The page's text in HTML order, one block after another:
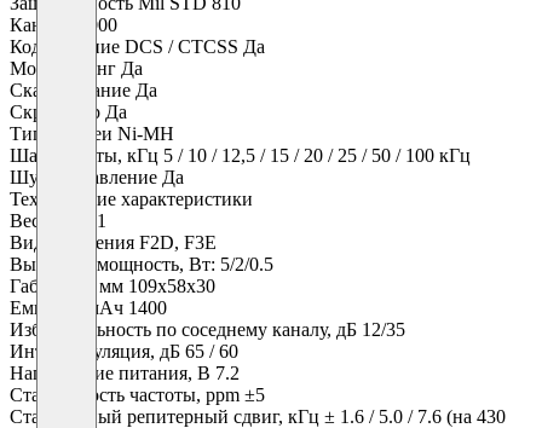
Каналы 1000
Кодирование DCS / CTCSS Да
Мониторинг Да
Сканирование Да
Скремблер Да
Тип батареи Ni-MH
Шаг частоты, кГц 5 / 10 / 12,5 / 15 / 20 / 25 / 50 / 100 кГц
Шумоподавление Да
Технические характеристики
Вес, кг 0.31
Вид излучения F2D, F3E
Выходная мощность, Вт: 5/2/0.5
Габариты, мм 109x58x30
Емкость, мАч 1400
Избирательность по соседнему каналу, дБ 12/35
Интермодуляция, дБ 65 / 60
Напряжение питания, В 7.2
Стабильность частоты, ppm ±5
Стандартный репитерный сдвиг, кГц ± 1.6 / 5.0 / 7.6 (на 430